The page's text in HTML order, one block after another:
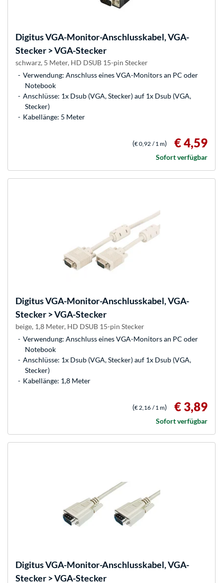
DigitusVGA-Monitor-Anschlusskabel, VGA-
Stecker > VGA-Stecker
schwarz, 5 Meter, HD DSUB 15-pin Stecker
Verwendung: Anschluss eines VGA-Monitors an PC oder
Notebook
Anschlüsse: 1x Dsub (VGA, Stecker) auf 1x Dsub (VGA,
Stecker)
Kabellänge: 5 Meter
(€ 0,92 / 1 m) € 4,59
Sofort verfügbar
DigitusVGA-Monitor-Anschlusskabel, VGA-
Stecker > VGA-Stecker
beige, 1,8 Meter, HD DSUB 15-pin Stecker
Verwendung: Anschluss eines VGA-Monitors an PC oder
Notebook
Anschlüsse: 1x Dsub (VGA, Stecker) auf 1x Dsub (VGA,
Stecker)
Kabellänge: 1,8 Meter
(€ 2,16 / 1 m) € 3,89
Sofort verfügbar
DigitusVGA-Monitor-Anschlusskabel, VGA-
Stecker > VGA-Stecker